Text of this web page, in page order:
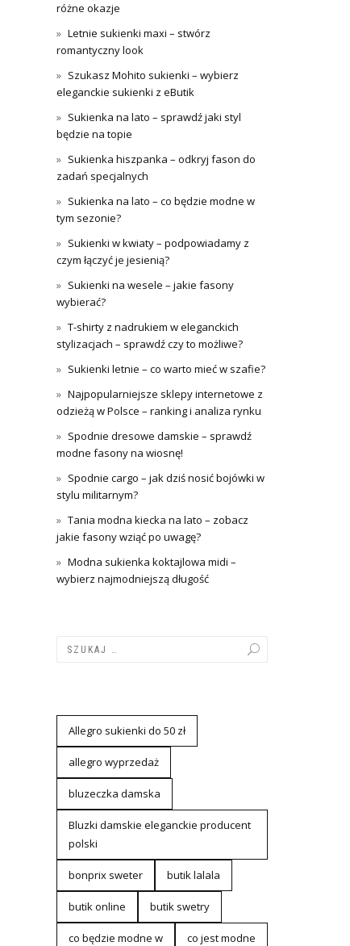
różne okazje
Letnie sukienki maxi – stwórz
romantyczny look
Szukasz Mohito sukienki – wybierz
eleganckie sukienki z eButik
Sukienka na lato – sprawdź jaki styl
będzie na topie
Sukienka hiszpanka – odkryj fason do
zadań specjalnych
Sukienka na lato – co będzie modne w
tym sezonie?
Sukienki w kwiaty – podpowiadamy z
czym łączyć je jesienią?
Sukienki na wesele – jakie fasony
wybierać?
T-shirty z nadrukiem w eleganckich
stylizacjach – sprawdź czy to możliwe?
Sukienki letnie – co warto mieć w szafie?
Najpopularniejsze sklepy internetowe z
odzieżą w Polsce – ranking i analiza rynku
Spodnie dresowe damskie – sprawdź
modne fasony na wiosnę!
Spodnie cargo – jak dziś nosić bojówki w
stylu militarnym?
Tania modna kiecka na lato – zobacz
jakie fasony wziąć po uwagę?
Modna sukienka koktajlowa midi –
wybierz najmodniejszą długość
Allegro sukienki do 50 zł
allegro wyprzedaż
bluzeczka damska
Bluzki damskie eleganckie producent
polski
bonprix sweter butik lalala
butik online butik swetry
co będzie modne w co jest modne